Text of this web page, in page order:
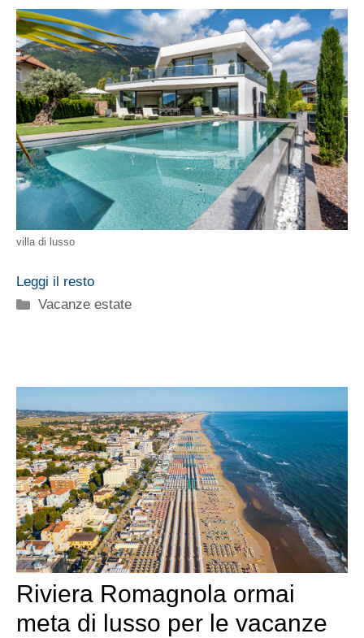
villa di lusso
Leggi il resto
Categorie
Vacanze estate
Riviera Romagnola ormai
meta di lusso per le vacanze